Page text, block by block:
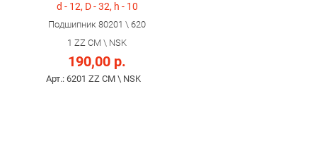
d - 12, D - 32, h - 10
Подшипник 80201 \ 620
1 ZZ CM \ NSK
190,00 р.
Арт.: 6201 ZZ CM \ NSK